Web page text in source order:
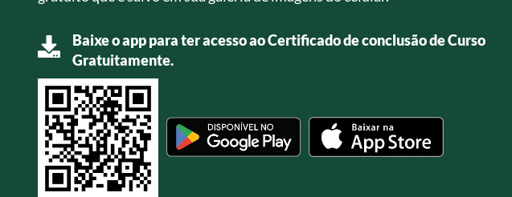
Baixe o app para ter acesso ao Certificado de conclusão de Curso
Gratuitamente.